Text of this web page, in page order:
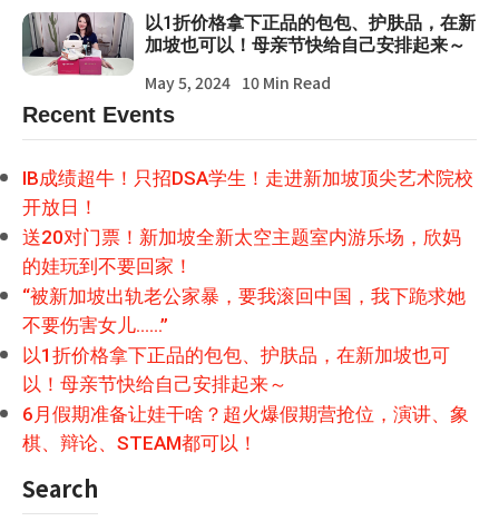
以1折价格拿下正品的包包、护肤品，在新
加坡也可以！母亲节快给自己安排起来～
May 5, 2024 10 Min Read
Recent Events
IB成绩超牛！只招DSA学生！走进新加坡顶尖艺术院校
开放日！
送20对门票！新加坡全新太空主题室内游乐场，欣妈
的娃玩到不要回家！
“被新加坡出轨老公家暴，要我滚回中国，我下跪求她
不要伤害女儿……”
以1折价格拿下正品的包包、护肤品，在新加坡也可
以！母亲节快给自己安排起来～
6月假期准备让娃干啥？超火爆假期营抢位，演讲、象
棋、辩论、STEAM都可以！
Search